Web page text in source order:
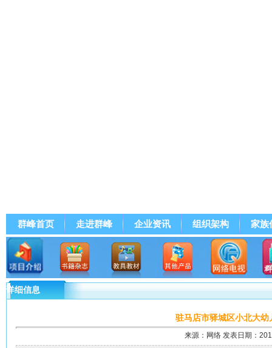
群峰首页 走进群峰 企业资讯 组织架构 家族
群峰直播
详细信息
驻马店市驿城区小北大幼
来源：网络 发表日期：